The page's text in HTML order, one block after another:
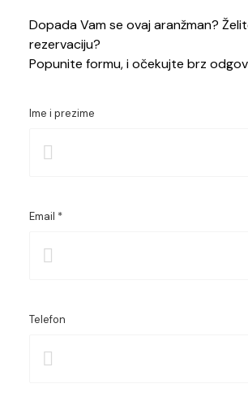
Dopada Vam se ovaj aranžman?
rezervaciju?
Popunite formu, i očekujte brz
Ime i prezime
Email *
Telefon